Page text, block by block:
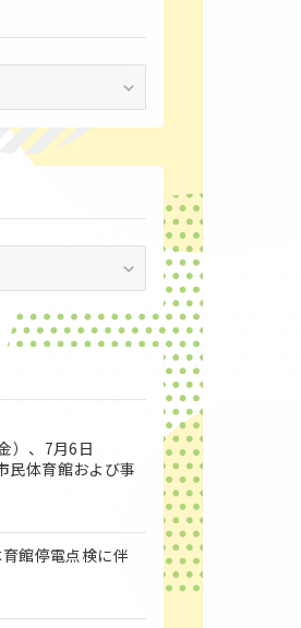
）、7月6日
民体育館および事
館停電点検に伴